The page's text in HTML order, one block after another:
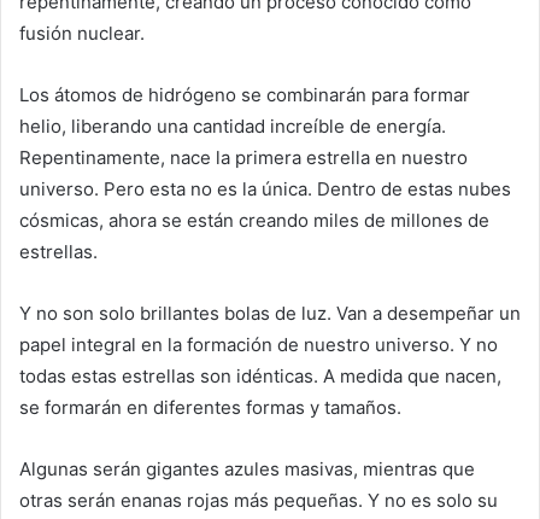
fusión nuclear.
Los átomos de hidrógeno se combinarán para formar
helio, liberando una cantidad increíble de energía.
Repentinamente, nace la primera estrella en nuestro
universo. Pero esta no es la única. Dentro de estas nubes
cósmicas, ahora se están creando miles de millones de
estrellas.
Y no son solo brillantes bolas de luz. Van a desempeñar un
papel integral en la formación de nuestro universo. Y no
todas estas estrellas son idénticas. A medida que nacen,
se formarán en diferentes formas y tamaños.
Algunas serán gigantes azules masivas, mientras que
otras serán enanas rojas más pequeñas. Y no es solo su